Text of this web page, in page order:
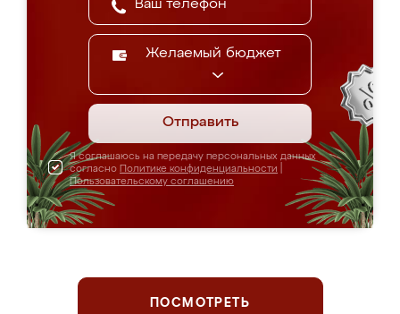
Желаемый бюджет
Отправить
Я соглашаюсь на передачу персональных данных
согласно Политике конфиденциальности
Пользовательскому соглашению
ПОСМОТРЕТЬ